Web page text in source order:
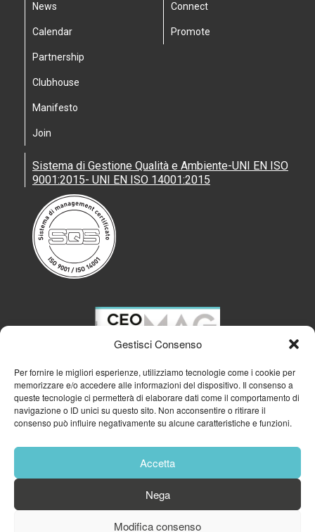
Gestisci Consenso
Per fornire le migliori esperienze, utilizziamo tecnologie come i cookie per
memorizzare e/o accedere alle informazioni del dispositivo. Il consenso a
queste tecnologie ci permetterà di elaborare dati come il comportamento di
navigazione o ID unici su questo sito. Non acconsentire o ritirare il
consenso può influire negativamente su alcune caratteristiche e funzioni.
Accetta
Nega
Modifica consenso
News
Calendar
Partnership
Clubhouse
Manifesto
Join
Connect
Promote
Sistema di Gestione Qualità e Ambiente-UNI EN ISO
9001:2015- UNI EN ISO 14001:2015
GFA GENERAL MANAGEMENT S.R.L.